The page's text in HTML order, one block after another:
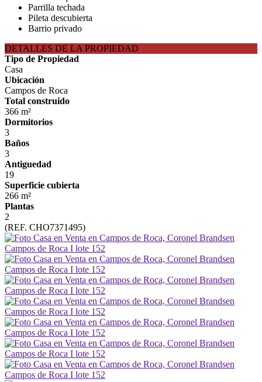
Parrilla techada
Pileta descubierta
Barrio privado
DETALLES DE LA PROPIEDAD
Tipo de Propiedad
Casa
Ubicación
Campos de Roca
Total construido
366 m²
Dormitorios
3
Baños
3
Antiguedad
19
Superficie cubierta
266 m²
Plantas
2
(REF. CHO7371495)